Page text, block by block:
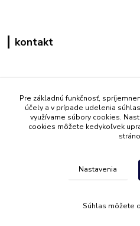
kontakt
+421 908 861
(Po - Pia 7:30-15:30)
info@mati.sk
Pre základnú funkčnosť,
účely a v prípade udelenia
využívame súbory cookies.
cookies môžete kedykoľvek
Nastavenia
Súhlas môžete